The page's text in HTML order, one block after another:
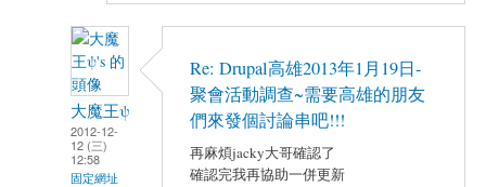
大魔王ψ
2012-12-
12 (三)
12:58
固定網址
Re: Drupal高雄2013年1月19日-
聚會活動調查~需要高雄的朋友
們來發個討論串吧!!!
再麻煩jacky大哥確認了
確認完我再協助一併更新